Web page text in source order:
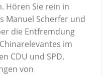
Hören Sie rein in
Manuel Scherfer und
die Entfremdung
im
CDU und SPD.
von